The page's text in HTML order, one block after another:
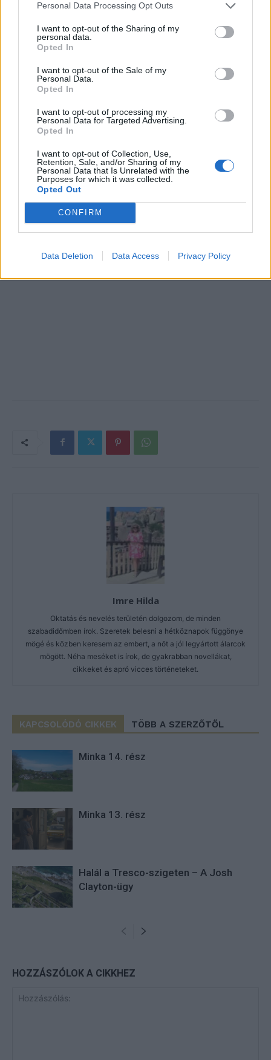
Personal Data Processing Opt Outs
I want to opt-out of the Sharing of my
personal data.
Opted In
I want to opt-out of the Sale of my
Personal Data.
Opted In
I want to opt-out of processing my
Personal Data for Targeted Advertising.
Opted In
I want to opt-out of Collection, Use,
Retention, Sale, and/or Sharing of my
Personal Data that Is Unrelated with the
Purposes for which it was collected.
Opted Out
CONFIRM
Data Deletion Data Access Privacy Policy
Imre Hilda
Oktatás és nevelés területén dolgozom, de minden
szabadidőmben írok. Szeretek belesni a hétköznapok függönye
mögé és közben keresem az embert, a nőt a jól legyártott álarcok
mögött. Néha meséket is írok, de gyakrabban novellákat,
cikkeket és apró vicces történeteket.
KAPCSOLÓDÓ CIKKEK TÖBB A SZERZŐTŐL
Minka 14. rész
Minka 13. rész
Halál a Tresco-szigeten – A Josh
Clayton-ügy
HOZZÁSZÓLOK A CIKKHEZ